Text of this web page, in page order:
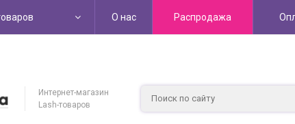
О нас Распродажа
Интернет-магазин
Lash-товаров